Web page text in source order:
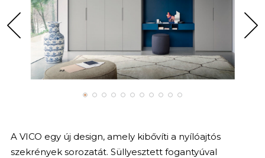
A VICO egy új design, amely kibővíti a nyílóajtós
szekrények sorozatát. Süllyesztett fogantyúval